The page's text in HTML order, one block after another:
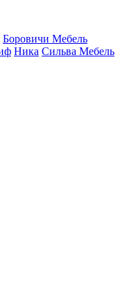
Боровичи Мебель
Ника Сильва Мебель